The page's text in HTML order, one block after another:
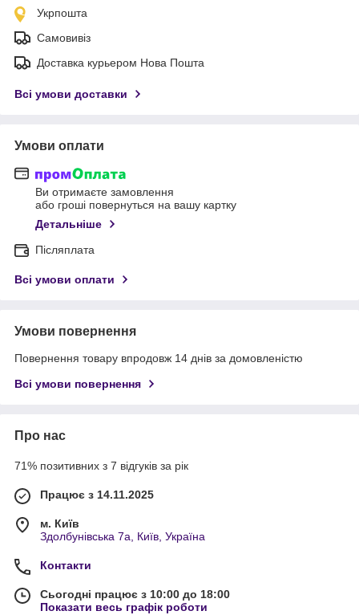
Укрпошта
Самовивіз
Доставка курьером Нова Пошта
Всі умови доставки
Умови оплати
Ви отримаєте замовлення
або гроші повернуться на вашу картку
Детальніше
Післяплата
Всі умови оплати
Умови повернення
Повернення товару впродовж 14 днів за домовленістю
Всі умови повернення
Про нас
71% позитивних з 7 відгуків за рік
Працює з 14.11.2025
м. Київ
Здолбунівська 7а, Київ, Україна
Контакти
Сьогодні працює з 10:00 до 18:00
Показати весь графік роботи